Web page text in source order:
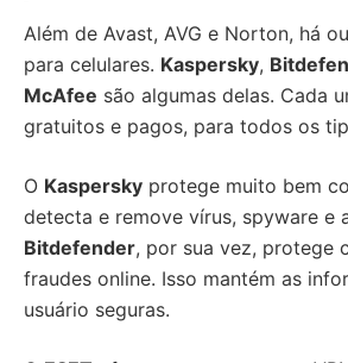
Além de Avast, AVG e Norton, há
para celulares. Kaspersky,
McAfee são algumas delas. Cada
gratuitos e pagos, para todos os
O Kaspersky protege muito bem
detecta e remove vírus, spyware e
Bitdefender, por sua vez, protege
fraudes online. Isso mantém as
usuário seguras.